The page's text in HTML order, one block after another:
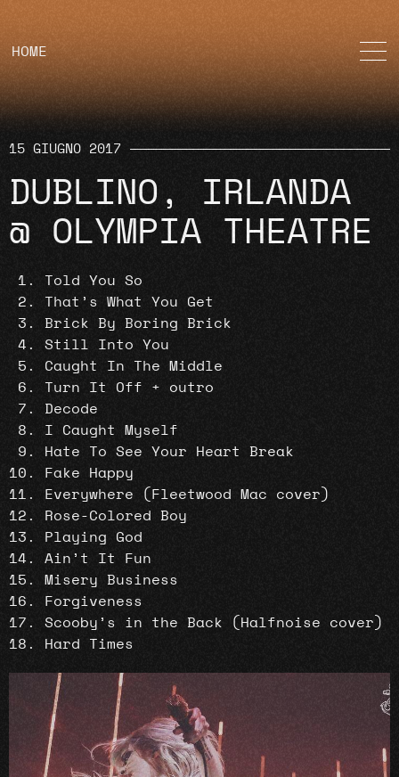
HOME
15 GIUGNO 2017
DUBLINO, IRLANDA
@ OLYMPIA THEATRE
Told You So
That’s What You Get
Brick By Boring Brick
Still Into You
Caught In The Middle
Turn It Off + outro
Decode
I Caught Myself
Hate To See Your Heart Break
Fake Happy
Everywhere (Fleetwood Mac cover)
Rose-Colored Boy
Playing God
Ain’t It Fun
Misery Business
Forgiveness
Scooby’s in the Back (Halfnoise cover)
Hard Times